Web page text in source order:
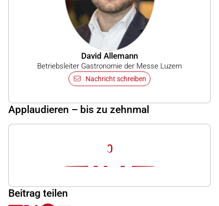
David Allemann
Betriebsleiter Gastronomie der Messe Luzern
Nachricht schreiben
Applaudieren – bis zu zehnmal
0
Beitrag teilen